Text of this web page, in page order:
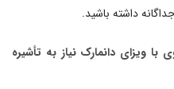
داشته باشید.
با ویزای دانمارک نیاز به تأشیره